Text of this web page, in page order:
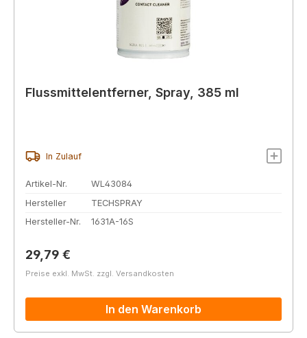
Flussmittelentferner, Spray, 385 ml
In Zulauf
Artikel-Nr.
WL43084
Hersteller
TECHSPRAY
Hersteller-Nr.
1631A-16S
Regulärer Preis:
29,79 €
Preise exkl. MwSt. zzgl. Versandkosten
In den Warenkorb